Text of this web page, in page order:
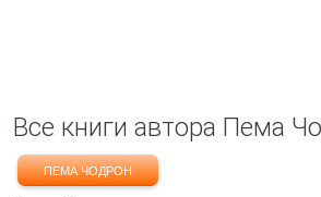
Все книги автора Пема
ПЕМА ЧОДРОН